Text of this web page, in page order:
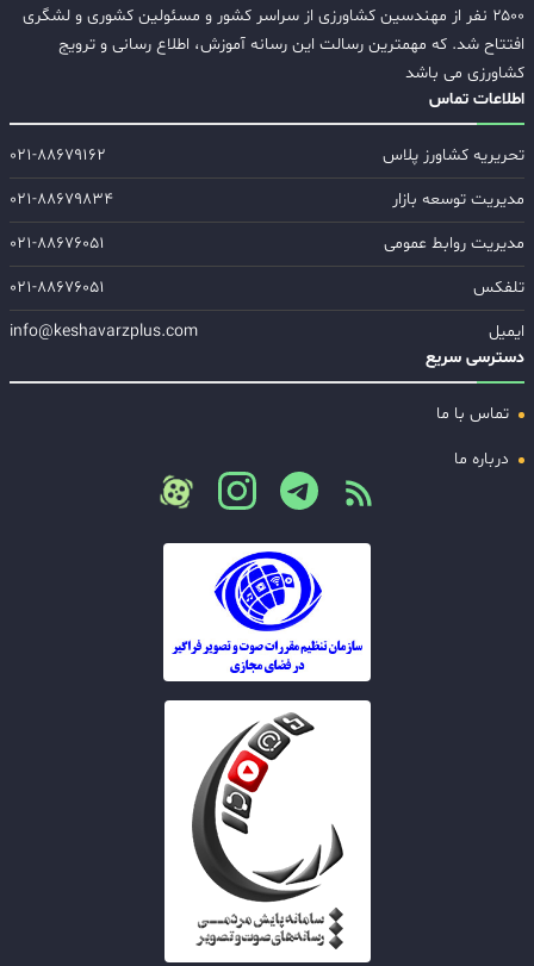
۲۵۰۰ نفر از مهندسین کشاورزی از سراسر کشور و مسئولین کشوری و لشگری
افتتاح شد. که مهمترین رسالت این رسانه آموزش، اطلاع رسانی و ترویج
کشاورزی می باشد
اطلاعات تماس
تحریریه کشاورز پلاس
۰۲۱-۸۸۶۷۹۱۶۲
مدیریت توسعه بازار
۰۲۱-۸۸۶۷۹۸۳۴
مدیریت روابط عمومی
۰۲۱-۸۸۶۷۶۰۵۱
تلفکس
۰۲۱-۸۸۶۷۶۰۵۱
ایمیل
info@keshavarzplus.com
دسترسی سریع
تماس با ما
درباره ما